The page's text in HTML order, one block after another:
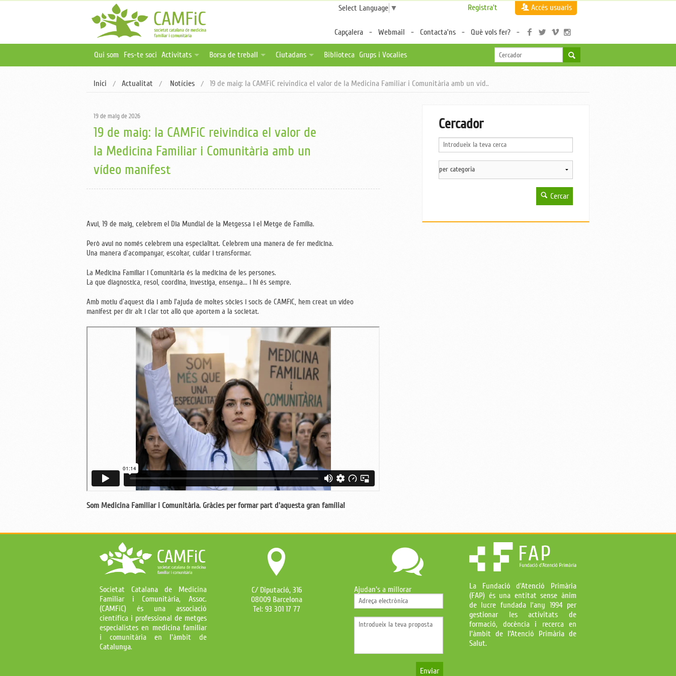
Select Language ▼ Registra't Accés usuaris
Capçalera Webmail Contacta'ns Què vols fer?
Qui som Fes-te soci Activitats
Activitats online i a distància
Borsa de treball
Publica una oferta
Ciutadans
Biblioteca Grups i Vocalies
Inici Actualitat Notícies 19 de maig: la CAMFiC reivindica el valor de la Medicina Familiar i Comunitària amb un víd..
19 de maig de 2026
19 de maig: la CAMFiC reivindica el valor de
la Medicina Familiar i Comunitària amb un
vídeo manifest
Avui, 19 de maig, celebrem el Dia Mundial de la Metgessa i el Metge de Família.
Però avui no només celebrem una especialitat. Celebrem una manera de fer medicina.
Una manera d’acompanyar, escoltar, cuidar i transformar.
La Medicina Familiar i Comunitària és la medicina de les persones.
La que diagnostica, resol, coordina, investiga, ensenya... i hi és sempre.
Amb motiu d’aquest dia i amb l'ajuda de moltes sòcies i socis de CAMFiC, hem creat un vídeo
manifest per dir alt i clar tot allò que aportem a la societat.
Som Medicina Familiar i Comunitària. Gràcies per formar part d'aquesta gran família!
Cercador
Cercar
Societat Catalana de Medicina
Familiar i Comunitària, Assoc.
(CAMFiC) és una associació
científica i professional de metges
especialistes en medicina familiar
i comunitària en l'àmbit de
Catalunya.
C/ Diputació, 316
08009 Barcelona
Tel: 93 301 17 77
Ajudan's a millorar
Enviar
La Fundació d'Atenció Primària
(FAP) és una entitat sense ànim
de lucre fundada l’any 1994 per
gestionar les activitats de
formació, docència i recerca en
l’àmbit de l’Atenció Primària de
Salut.